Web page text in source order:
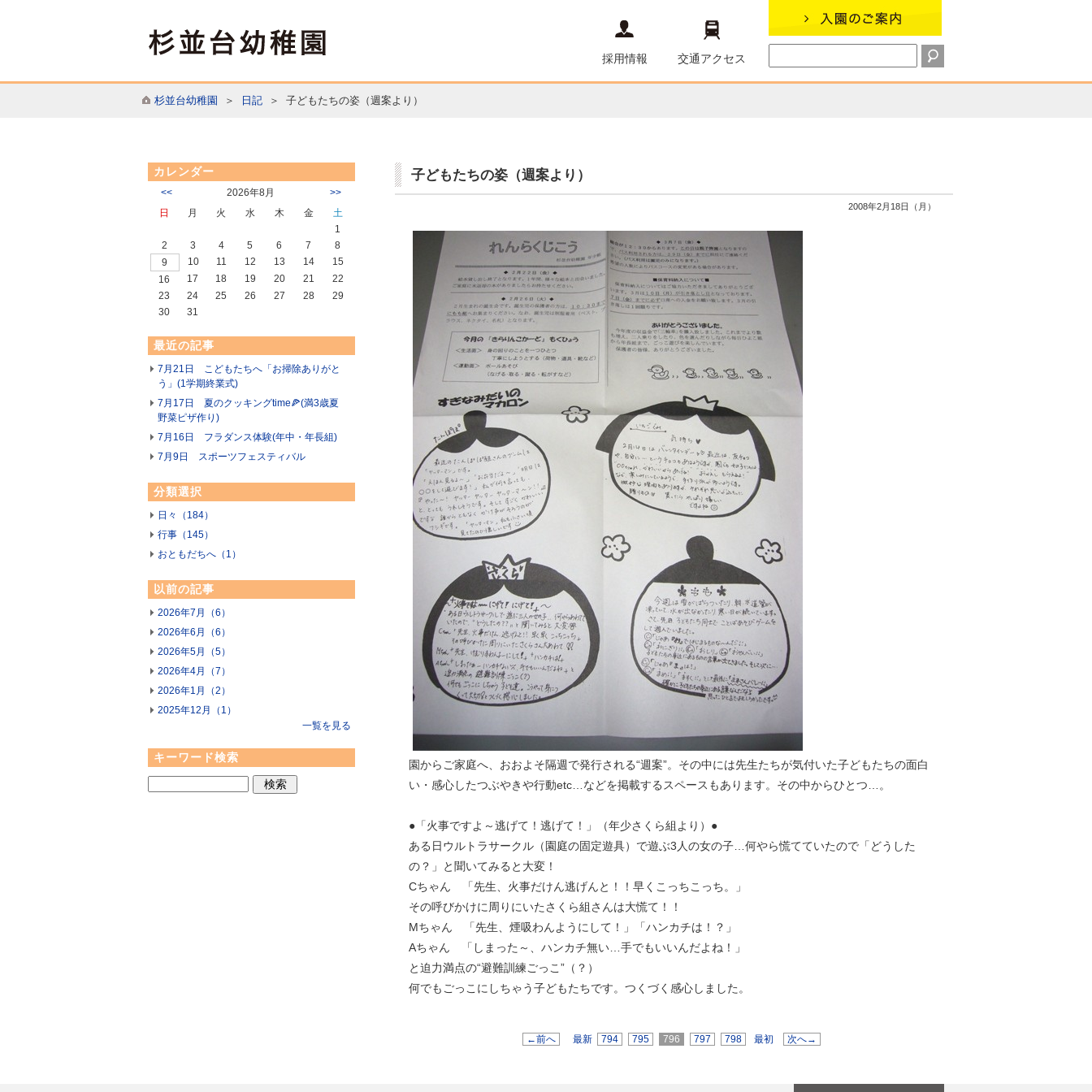
採用情報 交通アクセス
杉並台幼稚園 ＞ 日記＞ 子どもたちの姿（週案より）
カレンダー
<< 2026年8月 >>
日 月 火 水 木 金
土
1
2
3 4 5 6 7
8
9
10 11 12 13 14
15
16
17 18 19 20 21
22
23
24 25 26 27 28
29
30
31
最近の記事
7月21日 こどもたちへ「お掃除ありがと
う」(1学期終業式)
7月17日 夏のクッキングtime🍕(満3歳夏
野菜ピザ作り)
7月16日 フラダンス体験(年中・年長組)
7月9日 スポーツフェスティバル
分類選択
日々（184）
行事（145）
おともだちへ（1）
以前の記事
2026年7月（6）
2026年6月（6）
2026年5月（5）
2026年4月（7）
2026年1月（2）
2025年12月（1）
一覧を見る
キーワード検索
子どもたちの姿（週案より）
2008年2月18日（月）
園からご家庭へ、おおよそ隔週で発行される“週案”。その中には先生たちが気付いた子どもたちの面白
い・感心したつぶやきや行動etc…などを掲載するスペースもあります。その中からひとつ…。
●「火事ですよ～逃げて！逃げて！」（年少さくら組より）●
ある日ウルトラサークル（園庭の固定遊具）で遊ぶ3人の女の子…何やら慌てていたので「どうした
の？」と聞いてみると大変！
Cちゃん 「先生、火事だけん逃げんと！！早くこっちこっち。」
その呼びかけに周りにいたさくら組さんは大慌て！！
Mちゃん 「先生、煙吸わんようにして！」「ハンカチは！？」
Aちゃん 「しまった～、ハンカチ無い…手でもいいんだよね！」
と迫力満点の“避難訓練ごっこ”（？）
何でもごっこにしちゃう子どもたちです。つくづく感心しました。
←前へ 最新 794 795 796 797 798 最初 次へ→